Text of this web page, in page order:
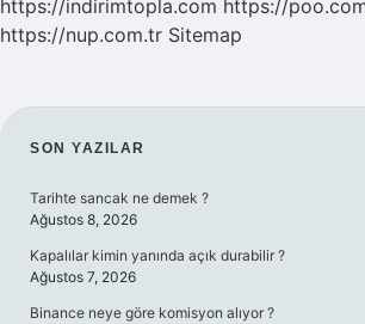
https://indirimtopla.com https://
https://nup.com.tr Sitemap
SIDEBAR
SON YAZILAR
Tarihte sancak ne demek ?
Ağustos 8, 2026
Kapalılar kimin yanında açık durabilir ?
Ağustos 7, 2026
Binance neye göre komisyon alıyor ?